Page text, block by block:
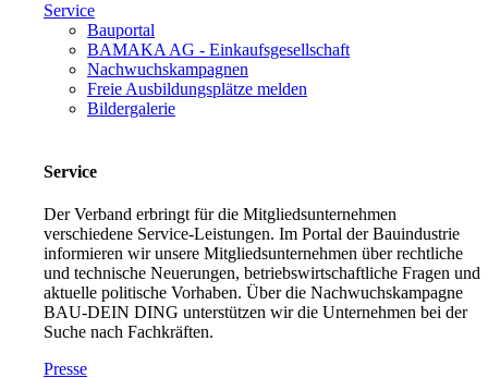
Service
Bauportal
BAMAKA AG - Einkaufsgesellschaft
Nachwuchskampagnen
Freie Ausbildungsplätze melden
Bildergalerie
Service
Der Verband erbringt für die Mitgliedsunternehmen
verschiedene Service-Leistungen. Im Portal der Bauindustrie
informieren wir unsere Mitgliedsunternehmen über rechtliche
und technische Neuerungen, betriebswirtschaftliche Fragen und
aktuelle politische Vorhaben. Über die Nachwuchskampagne
BAU-DEIN DING unterstützen wir die Unternehmen bei der
Suche nach Fachkräften.
Presse